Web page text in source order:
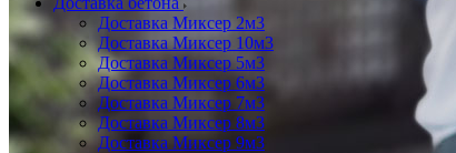
Доставка Миксер 2м3
Доставка Миксер 10м3
Доставка Миксер 5м3
Доставка Миксер 6м3
Доставка Миксер 7м3
Доставка Миксер 8м3
Доставка Миксер 9м3